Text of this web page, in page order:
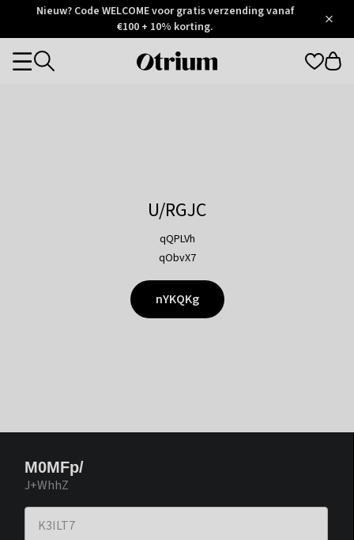
Otrium
Trustpilot
Nieuw? Code WELCOME voor gratis verzending vanaf
€100 + 10% korting.
Otrium
Categories
U/RGJC
qQPLVh
qObvX7
nYKQKg
M0MFp/
J+WhhZ